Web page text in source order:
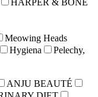
Meowing Heads
Hygiena
Pelechy,
ANJU BEAUTÉ